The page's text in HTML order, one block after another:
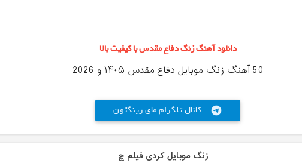
دانلود آهنگ زنگ دفاع مقدس با کیفیت بالا
50 آهنگ زنگ موبایل دفاع مقدس ۱۴۰۵ و 2026
کانال تلگرام مای رینگتون telegram
زنگ موبایل کردی فیلم چ